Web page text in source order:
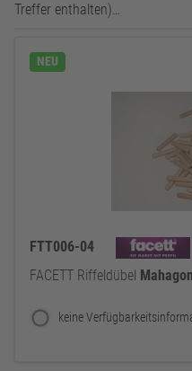
Treffer enthalten)…
NEU
FTT006-04
FACETT Riffeldübel
keine